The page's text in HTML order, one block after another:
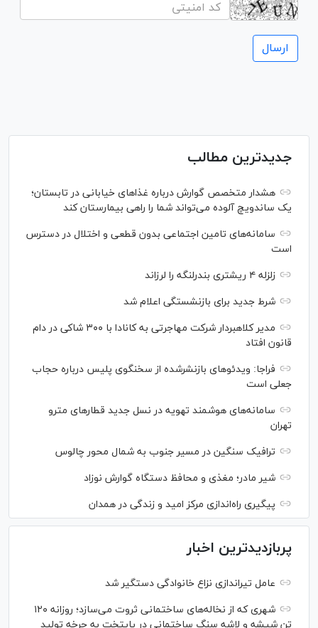
جدیدترین مطالب
هشدار متخصص گوارش درباره غذا‌های خیابانی در تابستان؛
یک ساندویچ آلوده می‌تواند شما را راهی بیمارستان کند
سامانه‌های تامین اجتماعی بدون قطعی و اختلال در دسترس
است
زلزله ۴ ریشتری بندرلنگه را لرزاند
شرط جدید برای بازنشستگی اعلام شد
مدیر کلاهبردار شرکت مهاجرتی به کانادا با ۳۰۰ شاکی در دام
قانون افتاد
فراجا: ویدئو‌های بازنشرشده از سخنگوی پلیس درباره حجاب
جعلی است
سامانه‌های هوشمند تهویه در نسل جدید قطار‌های مترو
تهران
ترافیک سنگین در مسیر جنوب به شمال محور چالوس
شیر مادر؛ مغذی و محافظ دستگاه گوارش نوزاد
پیگیری راه‌اندازی مرکز امید و زندگی در همدان
پربازدیدترین اخبار
عامل تیراندازی نزاع خانوادگی دستگیر شد
شهری که از نخاله‌های ساختمانی ثروت می‌سازد؛ روزانه ۱۲۰
تن شیشه و لاشه سنگ ساختمانی در پایتخت به چرخه تولید